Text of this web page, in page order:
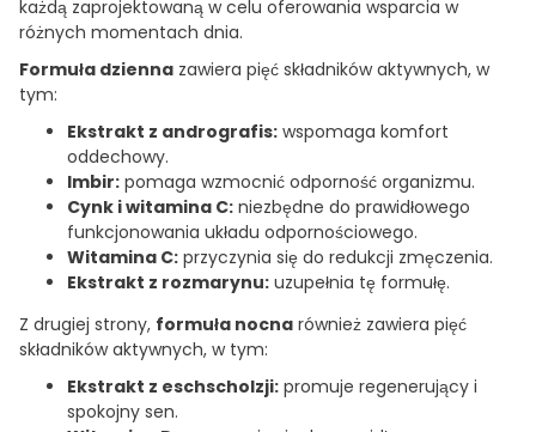
każdą zaprojektowaną w celu oferowania wsparcia w
różnych momentach dnia.
Formuła dzienna zawiera pięć składników aktywnych, w
tym:
Ekstrakt z andrografis: wspomaga komfort
oddechowy.
Imbir: pomaga wzmocnić odporność organizmu.
Cynk i witamina C: niezbędne do prawidłowego
funkcjonowania układu odpornościowego.
Witamina C: przyczynia się do redukcji zmęczenia.
Ekstrakt z rozmarynu: uzupełnia tę formułę.
Z drugiej strony, formuła nocna również zawiera pięć
składników aktywnych, w tym:
Ekstrakt z eschscholzji: promuje regenerujący i
spokojny sen.